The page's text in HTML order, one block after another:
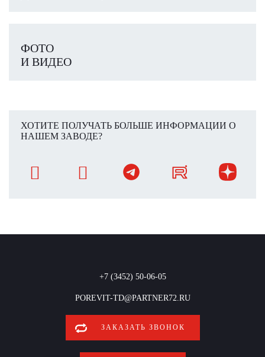
ФОТО
И ВИДЕО
ХОТИТЕ ПОЛУЧАТЬ БОЛЬШЕ ИНФОРМАЦИИ О
НАШЕМ ЗАВОДЕ?
+7 (3452) 50-06-05
POREVIT-TD@PARTNER72.RU
ЗАКАЗАТЬ ЗВОНОК